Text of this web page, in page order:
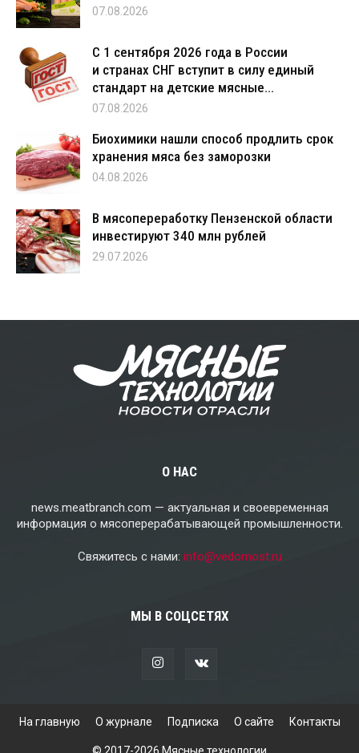
07.08.2026
С 1 сентября 2026 года в России
и странах СНГ вступит в силу единый
стандарт на детские мясные...
07.08.2026
Биохимики нашли способ продлить срок
хранения мяса без заморозки
04.08.2026
В мясопереработку Пензенской области
инвестируют 340 млн рублей
29.07.2026
О НАС
news.meatbranch.com — актуальная и своевременная
информация о мясоперерабатывающей промышленности.
Свяжитесь с нами: info@vedomost.ru
МЫ В СОЦСЕТЯХ
На главную О журнале Подписка О сайте Контакты